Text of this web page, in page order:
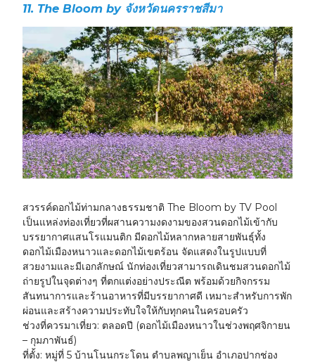
11. The Bloom by จังหวัดนครราชสีมา
สวรรค์ดอกไม้ท่ามกลางธรรมชาติ The Bloom by TV Pool
เป็นแหล่งท่องเที่ยวที่ผสานความงดงามของสวนดอกไม้เข้ากับ
บรรยากาศแสนโรแมนติก มีดอกไม้หลากหลายสายพันธุ์ทั้ง
ดอกไม้เมืองหนาวและดอกไม้เขตร้อน จัดแสดงในรูปแบบที่
สวยงามและมีเอกลักษณ์ นักท่องเที่ยวสามารถเดินชมสวนดอกไม้
ถ่ายรูปในจุดต่างๆ ที่ตกแต่งอย่างประณีต พร้อมด้วยกิจกรรม
สันทนาการและร้านอาหารที่มีบรรยากาศดี เหมาะสำหรับการพัก
ผ่อนและสร้างความประทับใจให้กับทุกคนในครอบครัว
ช่วงที่ควรมาเที่ยว: ตลอดปี (ดอกไม้เมืองหนาวในช่วงพฤศจิกายน
– กุมภาพันธ์)
ที่ตั้ง: หมู่ที่ 5 บ้านโนนกระโดน ตำบลพญาเย็น อำเภอปากช่อง